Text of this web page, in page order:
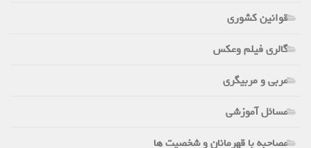
قوانین کشوری
گالری فیلم وعکس
مربی و مربیگری
مسائل آموزشی
مصاحبه با قهرمانان و شخصیت ها